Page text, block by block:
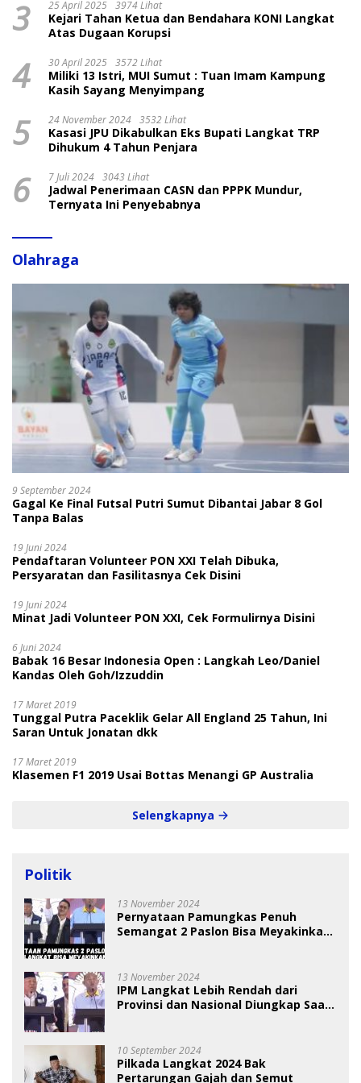
3 25 April 2025 3974 Lihat
Kejari Tahan Ketua dan Bendahara KONI Langkat
Atas Dugaan Korupsi
4 30 April 2025 3572 Lihat
Miliki 13 Istri, MUI Sumut : Tuan Imam Kampung
Kasih Sayang Menyimpang
5 24 November 2024 3532 Lihat
Kasasi JPU Dikabulkan Eks Bupati Langkat TRP
Dihukum 4 Tahun Penjara
6 7 Juli 2024 3043 Lihat
Jadwal Penerimaan CASN dan PPPK Mundur,
Ternyata Ini Penyebabnya
Olahraga
9 September 2024
Gagal Ke Final Futsal Putri Sumut Dibantai Jabar 8 Gol
Tanpa Balas
19 Juni 2024
Pendaftaran Volunteer PON XXI Telah Dibuka,
Persyaratan dan Fasilitasnya Cek Disini
19 Juni 2024
Minat Jadi Volunteer PON XXI, Cek Formulirnya Disini
6 Juni 2024
Babak 16 Besar Indonesia Open : Langkah Leo/Daniel
Kandas Oleh Goh/Izzuddin
17 Maret 2019
Tunggal Putra Paceklik Gelar All England 25 Tahun, Ini
Saran Untuk Jonatan dkk
17 Maret 2019
Klasemen F1 2019 Usai Bottas Menangi GP Australia
Selengkapnya
Politik
13 November 2024
Pernyataan Pamungkas Penuh
Semangat 2 Paslon Bisa Meyakinkan
13 November 2024
IPM Langkat Lebih Rendah dari
Provinsi dan Nasional Diungkap Saat
10 September 2024
Pilkada Langkat 2024 Bak
Pertarungan Gajah dan Semut